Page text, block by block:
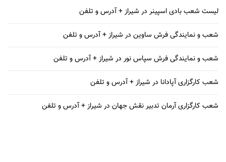
لیست شعب بادی اسپینر در شیراز + آدرس و تلفن
شعب و نمایندگی فرش ساوین در شیراز + آدرس و تلفن
شعب و نمایندگی فرش سپاس نور در شیراز + آدرس و تلفن
شعب کارگزاری آپادانا در شیراز + آدرس و تلفن
شعب کارگزاری آرمان تدبیر نقش جهان در شیراز + آدرس و تلفن